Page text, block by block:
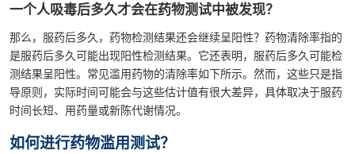
一个人吸毒后多久才会在药物测试中被发现？
那么，服药后多久，药物检测结果还会继续呈阳性？药物清除率指的
是服药后多久可能出现阳性检测结果。它还表明，服药后多久可能检
测结果呈阳性。常见滥用药物的清除率如下所示。然而，这些只是指
导原则，实际时间可能会与这些估计值有很大差异，具体取决于服药
时间长短、用药量或新陈代谢情况。
如何进行药物滥用测试？